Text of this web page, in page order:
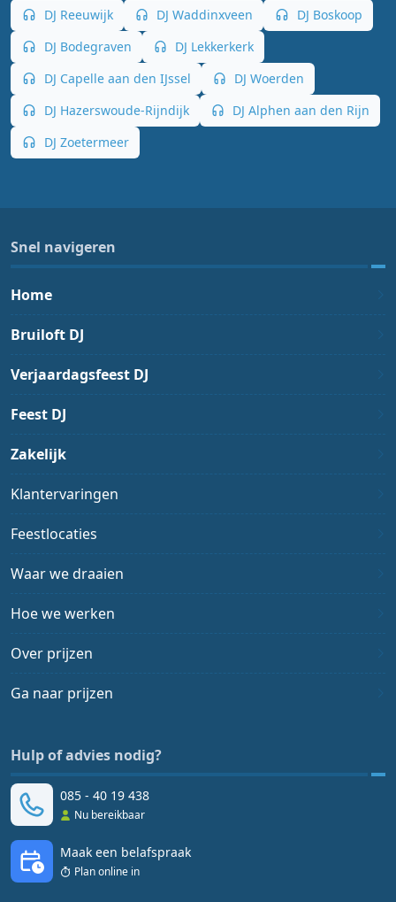
DJ Reeuwijk DJ Waddinxveen
DJ Boskoop
DJ Bodegraven
DJ Lekkerkerk
DJ Capelle aan den IJssel
DJ Woerden
DJ Hazerswoude-Rijndijk
DJ Alphen aan den Rijn
DJ Zoetermeer
Snel navigeren
Home
Bruiloft DJ
Verjaardagsfeest DJ
Feest DJ
Zakelijk
Klantervaringen
Feestlocaties
Waar we draaien
Hoe we werken
Over prijzen
Ga naar prijzen
Hulp of advies nodig?
085 - 40 19 438
Nu bereikbaar
Maak een belafspraak
Plan online in